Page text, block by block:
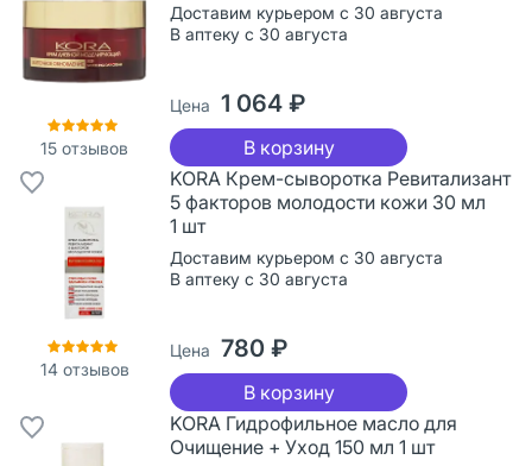
15 отзывов
Доставим курьером с 30 августа
В аптеку с 30 августа
Цена 1 064 ₽
В корзину
14отзывов
KORA Крем-сыворотка Ревитализант
5 факторов молодости кожи 30 мл
1 шт
Доставим курьером с 30 августа
В аптеку с 30 августа
Цена 780 ₽
В корзину
KORA Гидрофильное масло для
Очищение + Уход 150 мл 1 шт